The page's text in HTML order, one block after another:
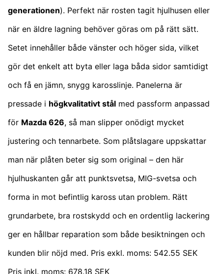
generationen). Perfekt när rosten tagit hjulhusen eller
när en äldre lagning behöver göras om på rätt sätt.
Setet innehåller både vänster och höger sida, vilket
gör det enkelt att byta eller laga båda sidor samtidigt
och få en jämn, snygg karosslinje. Panelerna är
pressade i högkvalitativt stål med passform anpassad
för Mazda 626, så man slipper onödigt mycket
justering och tennarbete. Som plåtslagare uppskattar
man när plåten beter sig som original – den här
hjulhuskanten går att punktsvetsa, MIG-svetsa och
forma in mot befintlig kaross utan problem. Rätt
grundarbete, bra rostskydd och en ordentlig lackering
ger en hållbar reparation som både besiktningen och
kunden blir nöjd med. Pris exkl. moms: 542.55 SEK
Pris inkl. moms: 678.18 SEK